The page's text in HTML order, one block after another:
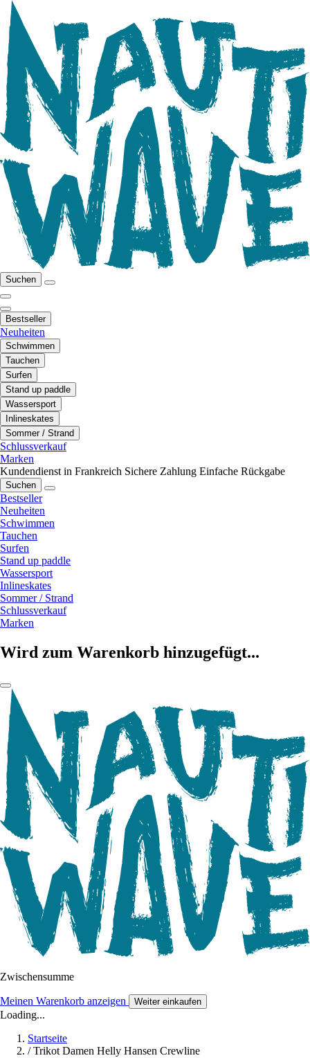
Suchen
Bestseller
Neuheiten
Schwimmen
Tauchen
Surfen
Stand up paddle
Wassersport
Inlineskates
Sommer / Strand
Schlussverkauf
Marken
Kundendienst in Frankreich Sichere Zahlung Einfache Rückgabe
Suchen
Bestseller
Neuheiten
Schwimmen
Tauchen
Surfen
Stand up paddle
Wassersport
Inlineskates
Sommer / Strand
Schlussverkauf
Marken
Wird zum Warenkorb hinzugefügt...
Zwischensumme
Meinen Warenkorb anzeigen Weiter einkaufen
Loading...
Startseite
/ Trikot Damen Helly Hansen Crewline